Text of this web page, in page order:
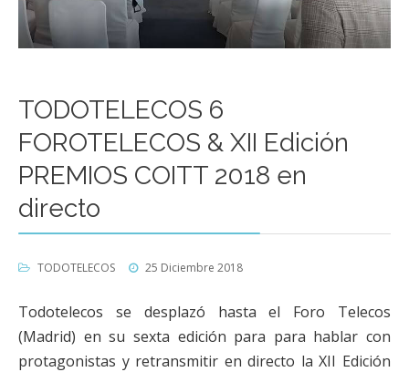
TODOTELECOS 6
FOROTELECOS & XII Edición
PREMIOS COITT 2018 en
directo
TODOTELECOS 25 Diciembre 2018
Todotelecos se desplazó hasta el Foro Telecos
(Madrid) en su sexta edición para para hablar con
protagonistas y retransmitir en directo la XII Edición